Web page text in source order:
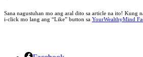
Sana nagustuhan mo ang aral dito sa article na ito! Kung
i-click mo lang ang “Like” button sa YourWealthyMind